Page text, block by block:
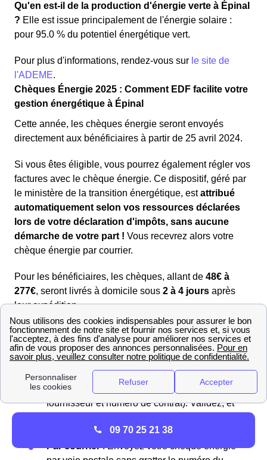
Qu'en est-il de la production d'énergie verte à Épinal
? Elle est issue principalement de l'énergie solaire :
pour 95.0 % du potentiel énergétique vert.
Pour plus d'informations, rendez-vous sur le site de
l'ADEME.
Chèques Énergie 2025 : Comment EDF facilite votre
gestion énergétique à Épinal
Cette année, les chèques énergie seront envoyés
directement aux bénéficiaires à partir de 25 avril 2024.
Si vous êtes éligible, vous pourrez également régler vos
factures avec le chèque énergie. Ce dispositif, géré par
le ministère de la transition énergétique, estattribué
automatiquement selon vos ressources déclarées
lors de votre déclaration d'impôts, sans aucune
démarche de votre part ! Vous recevrez alors votre
chèque énergie par courrier.
Pour les bénéficiaires, les chèques, allant de 48€ à
277€, seront livrés à domicile sous 2 à 4 jours après
leur expédition.
En ligne : Visitez lesite du chèque énergieet
saisissez le numéro de votre chèque situé
dans la case “Nul si découvert”. Grattez cette
case pour révéler le numéro. Ensuite, entrez
les détails de votre contrat (nom du
fournisseur et numéro de contrat). Validez, et
Par courrier: Envoyez votre chèque énergie
09 70 25 21 38